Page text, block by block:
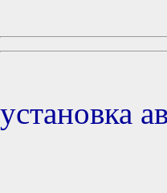
установка